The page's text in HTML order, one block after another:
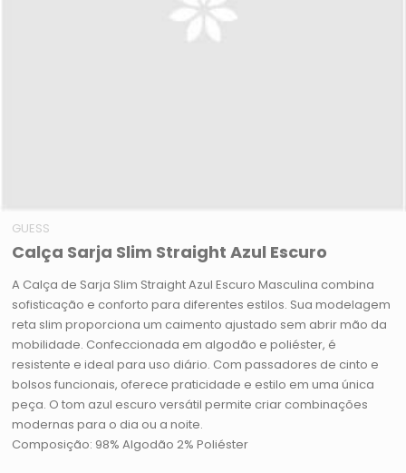
GUESS
Calça Sarja Slim Straight Azul Escuro
A Calça de Sarja Slim Straight Azul Escuro Masculina combina
sofisticação e conforto para diferentes estilos. Sua modelagem
reta slim proporciona um caimento ajustado sem abrir mão da
mobilidade. Confeccionada em algodão e poliéster, é
resistente e ideal para uso diário. Com passadores de cinto e
bolsos funcionais, oferece praticidade e estilo em uma única
peça. O tom azul escuro versátil permite criar combinações
modernas para o dia ou a noite.
Composição: 98% Algodão 2% Poliéster